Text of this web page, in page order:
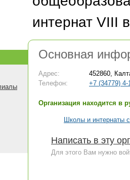
интернат VIII
Основная
Адрес:
452860,
Телефон:
+7 (34779) 4-
Организация находится в
Школы и интернаты
Написать в эту
Для этого Вам нужно